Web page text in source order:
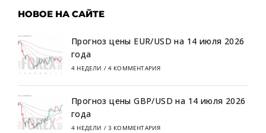
НОВОЕ НА САЙТЕ
Прогноз цены EUR/USD на 14 июля 2026
года
4 НЕДЕЛИ / 4 КОММЕНТАРИЯ
Прогноз цены GBP/USD на 14 июля 2026
года
4 НЕДЕЛИ / 3 КОММЕНТАРИЯ